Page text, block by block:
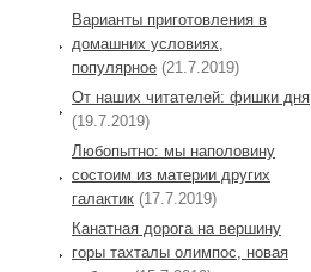
Варианты приготовления в
домашних условиях,
популярное (21.7.2019)
От наших читателей: фишки дня
(19.7.2019)
Любопытно: мы наполовину
состоим из материи других
галактик (17.7.2019)
Канатная дорога на вершину
горы тахталы олимпос, новая